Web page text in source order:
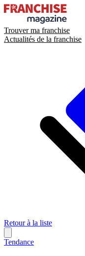
Trouver ma franchise
Actualités de la franchise
Retour à la liste
Tendance